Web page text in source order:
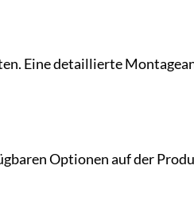
Eine detaillierte
Optionen auf der